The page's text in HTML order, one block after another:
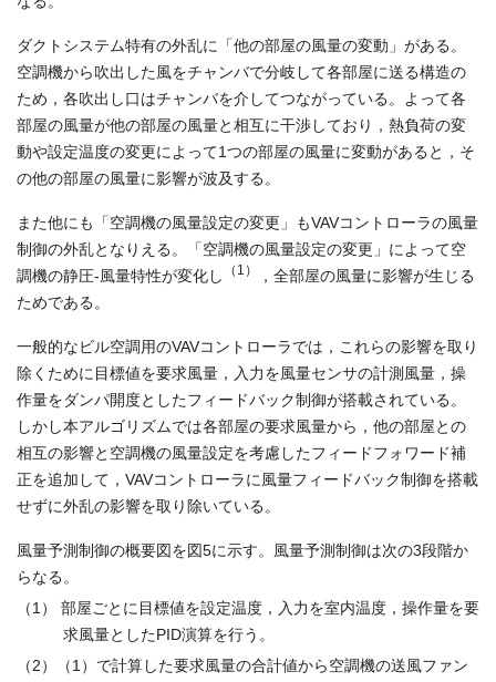
ダクトシステム特有の外乱に「他の部屋の風量の変動」がある。
空調機から吹出した風をチャンバで分岐して各部屋に送る構造の
ため，各吹出し口はチャンバを介してつながっている。よって各
部屋の風量が他の部屋の風量と相互に干渉しており，熱負荷の変
動や設定温度の変更によって1つの部屋の風量に変動があると，そ
の他の部屋の風量に影響が波及する。
また他にも「空調機の風量設定の変更」もVAVコントローラの風量
制御の外乱となりえる。「空調機の風量設定の変更」によって空
調機の静圧-風量特性が変化し
（1）
，全部屋の風量に影響が生じる
ためである。
一般的なビル空調用のVAVコントローラでは，これらの影響を取り
除くために目標値を要求風量，入力を風量センサの計測風量，操
作量をダンパ開度としたフィードバック制御が搭載されている。
しかし本アルゴリズムでは各部屋の要求風量から，他の部屋との
相互の影響と空調機の風量設定を考慮したフィードフォワード補
正を追加して，VAVコントローラに風量フィードバック制御を搭載
せずに外乱の影響を取り除いている。
風量予測制御の概要図を図5に示す。風量予測制御は次の3段階か
らなる。
（1） 部屋ごとに目標値を設定温度，入力を室内温度，操作量を要
求風量としたPID演算を行う。
（2）（1）で計算した要求風量の合計値から空調機の送風ファン